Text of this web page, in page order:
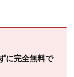
に完全無料で